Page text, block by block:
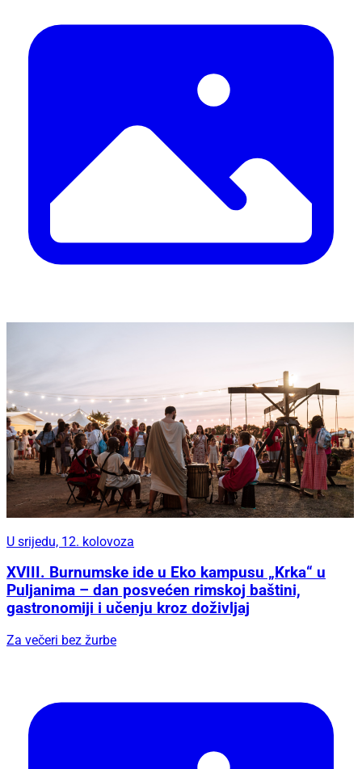
U srijedu, 12. kolovoza
XVIII. Burnumske ide u Eko kampusu „Krka“ u
Puljanima – dan posvećen rimskoj baštini,
gastronomiji i učenju kroz doživljaj
Za večeri bez žurbe